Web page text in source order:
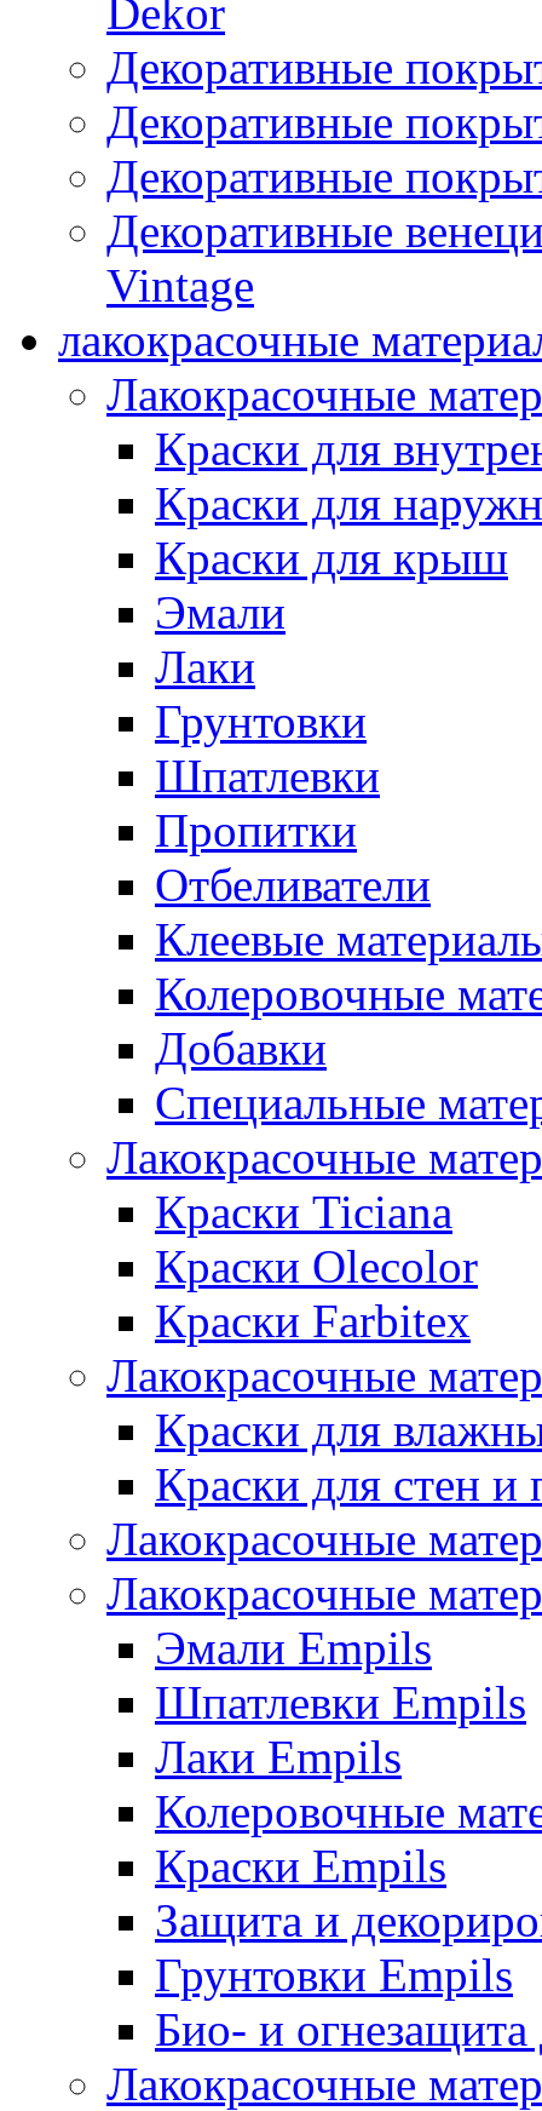
Dekor
Декоративные
Декоративные
Декоративные
Декоративные
Vintage
лакокрасочные
Лакокрасочные
Краски для
Краски для
Краски для крыш
Эмали
Лаки
Грунтовки
Шпатлевки
Пропитки
Отбеливатели
Клеевые
Колеровочные
Добавки
Специальные
Лакокрасочные
Краски Ticiana
Краски Olecolor
Краски Farbitex
Лакокрасочные
Краски для
Краски для стен и
Лакокрасочные
Лакокрасочные
Эмали Empils
Шпатлевки Empils
Лаки Empils
Колеровочные
Краски Empils
Защита и
Грунтовки Empils
Био- и
Лакокрасочные